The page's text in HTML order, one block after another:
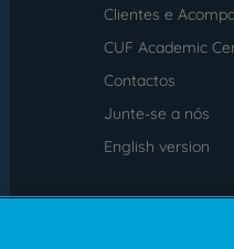
footer
Clientes e
CUF Academic
Contactos
Junte-se a nós
English version
Intermediação de